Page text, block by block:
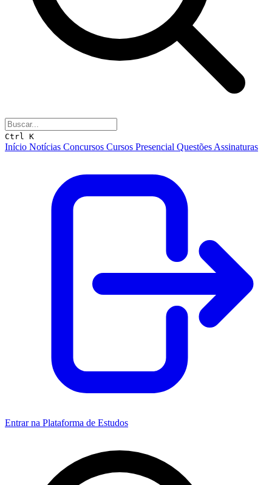
Ctrl K
Início Notícias Concursos Cursos Presencial Questões Assinaturas
Entrar na Plataforma de Estudos